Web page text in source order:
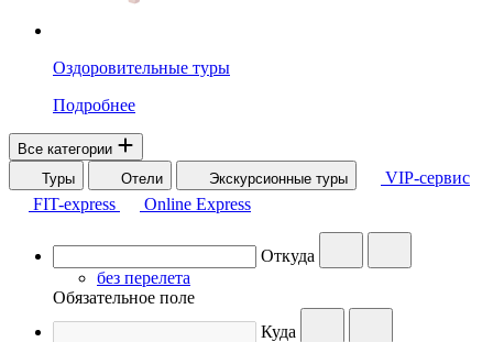
Оздоровительные туры
Подробнее
Все категории
Туры
Отели Экскурсионные туры
VIP-сервис
FIT-express
Online Express
Откуда
без перелета
Обязательное поле
Куда